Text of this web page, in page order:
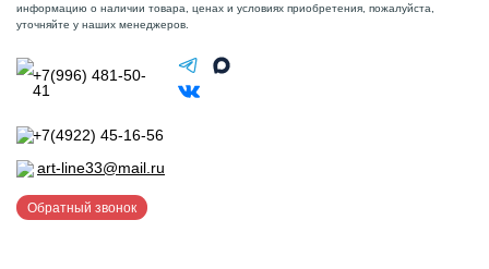
информацию о наличии товара, ценах и условиях приобретения, пожалуйста,
уточняйте у наших менеджеров.
+7(996) 481-50-
41
+7(4922) 45-16-56
art-line33@mail.ru
Обратный звонок